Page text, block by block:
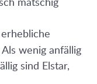
Als wenig anfällig
sind Elstar,